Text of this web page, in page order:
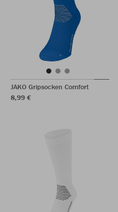
JAKO Gripsocken Comfort
8,99 €